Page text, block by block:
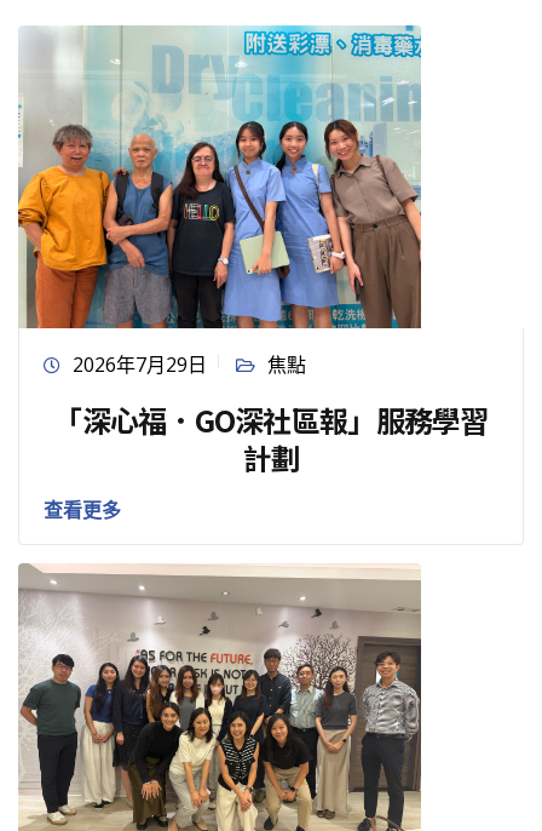
2026年7月29日 焦點
「深心福．GO深社區報」服務學習
計劃
查看更多